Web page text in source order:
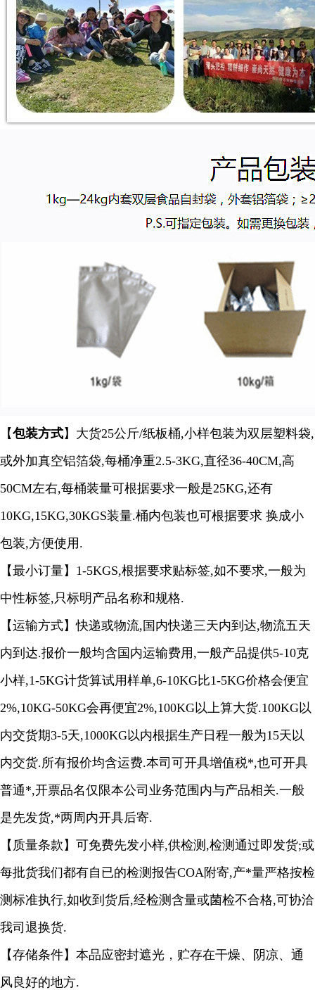
【包装方式】大货25公斤/纸板桶,小样包装为双层塑料袋,
或外加真空铝箔袋,每桶净重2.5-3KG,直径36-40CM,高
50CM左右,每桶装量可根据要求一般是25KG,还有
10KG,15KG,30KGS装量.桶内包装也可根据要求 换成小
包装,方便使用.
【最小订量】1-5KGS,根据要求贴标签,如不要求,一般为
中性标签,只标明产品名称和规格.
【运输方式】快递或物流,国内快递三天内到达,物流五天
内到达.报价一般均含国内运输费用,一般产品提供5-10克
小样,1-5KG计货算试用样单,6-10KG比1-5KG价格会便宜
2%,10KG-50KG会再便宜2%,100KG以上算大货.100KG以
内交货期3-5天,1000KG以内根据生产日程一般为15天以
内交货.所有报价均含运费.本司可开具增值税*,也可开具
普通*,开票品名仅限本公司业务范围内与产品相关.一般
是先发货,*两周内开具后寄.
【质量条款】可免费先发小样,供检测,检测通过即发货;或
每批货我们都有自已的检测报告COA附寄,产*量严格按检
测标准执行,如收到货后,经检测含量或菌检不合格,可协洽
我司退换货.
【存储条件】本品应密封遮光，贮存在干燥、阴凉、通
风良好的地方.